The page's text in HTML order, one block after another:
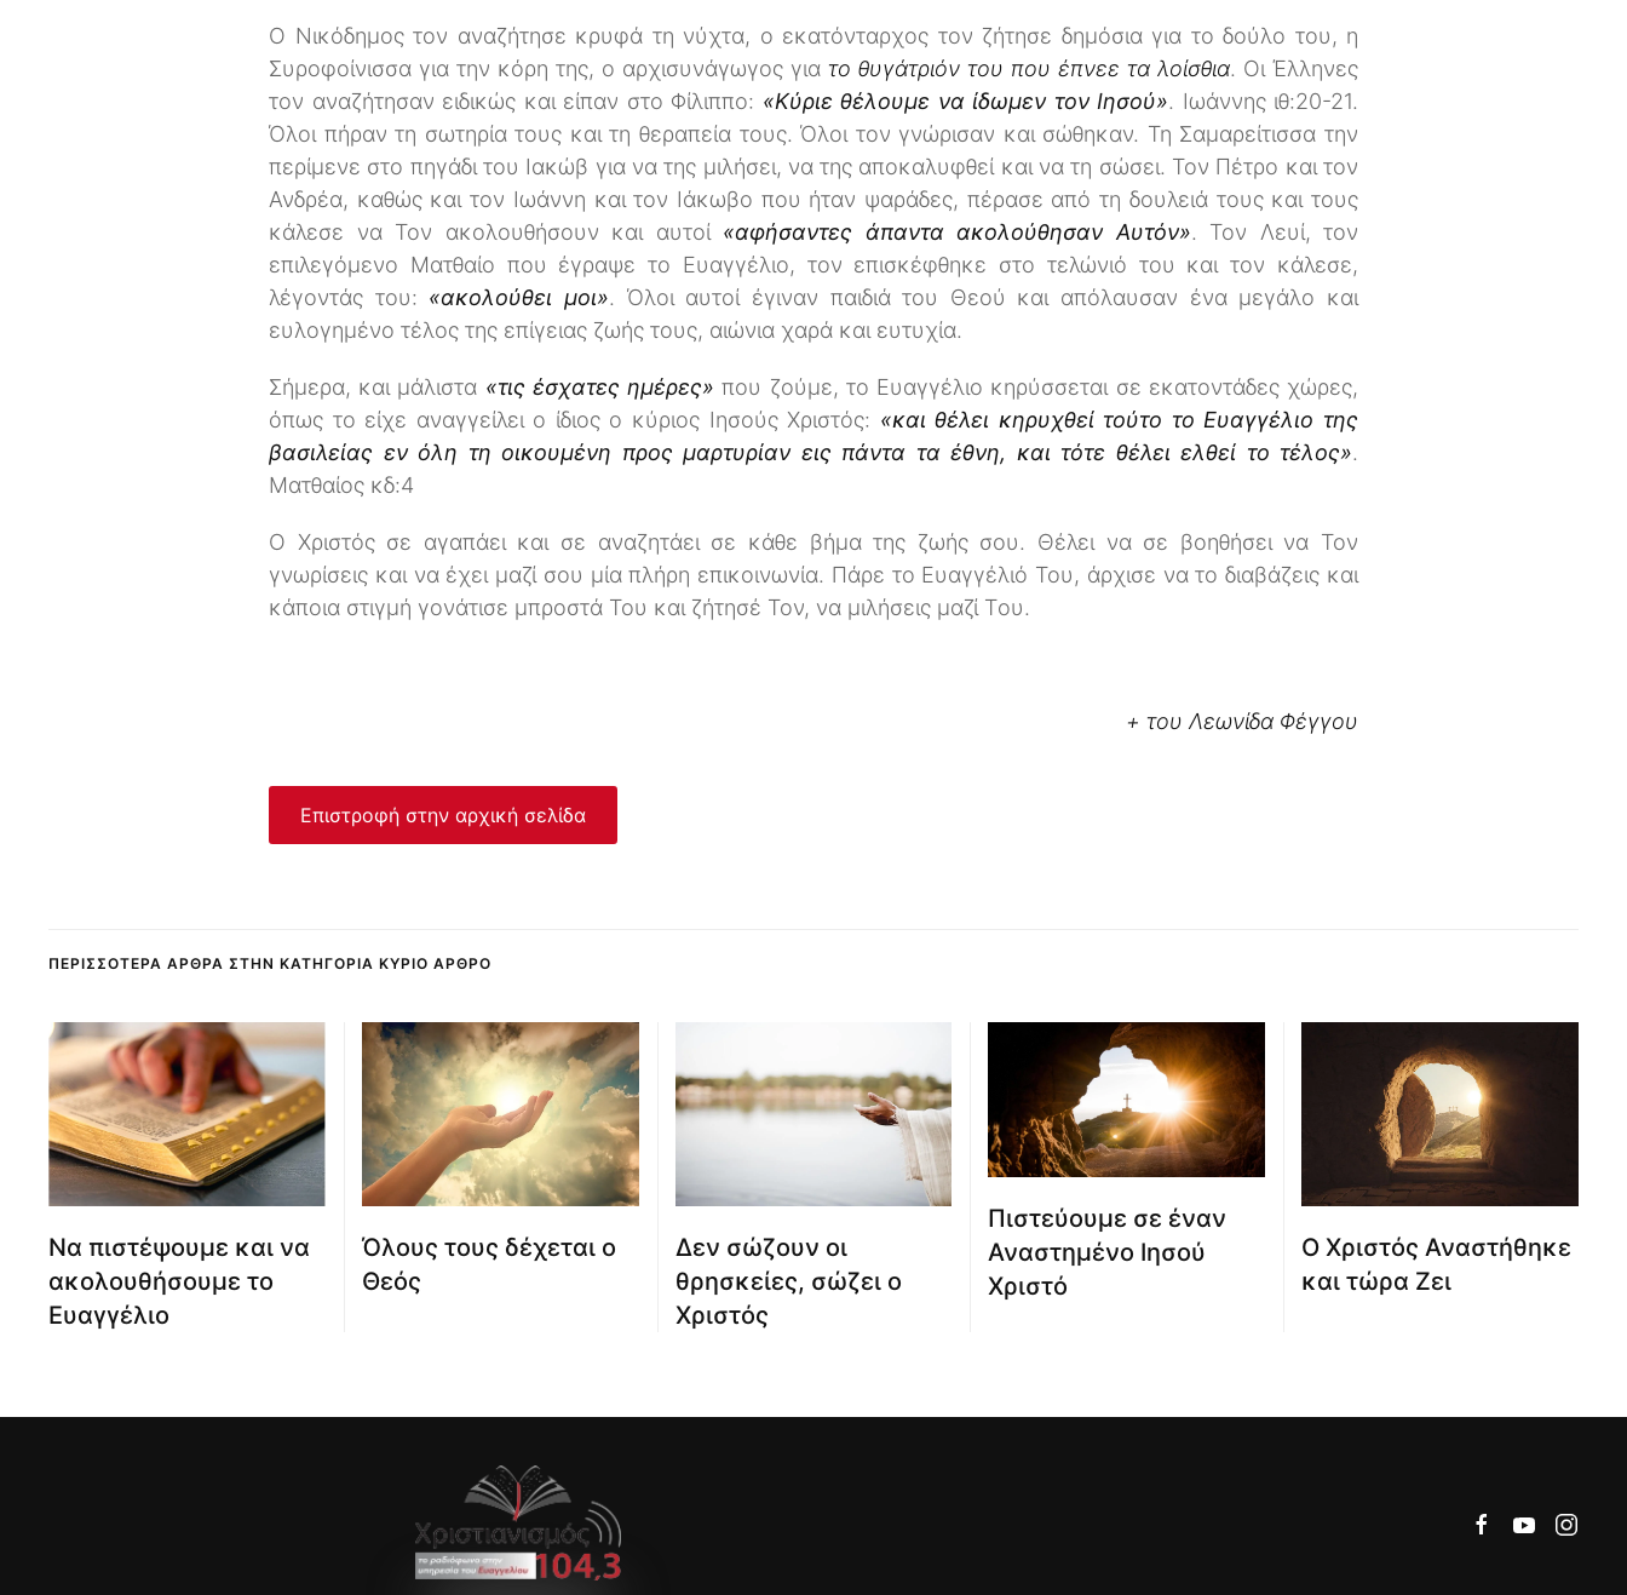
Ο Νικόδημος τον αναζήτησε κρυφά τη νύχτα, ο εκατόνταρχος τον ζήτησε δημόσια για το δούλο του, η
Συροφοίνισσα για την κόρη της, ο αρχισυνάγωγος για το θυγάτριόν του που έπνεε τα λοίσθια. Οι Έλληνες
τον αναζήτησαν ειδικώς και είπαν στο Φίλιππο: «Κύριε θέλουμε να ίδωμεν τον Ιησού». Ιωάννης ιθ:20-21.
Όλοι πήραν τη σωτηρία τους και τη θεραπεία τους. Όλοι τον γνώρισαν και σώθηκαν. Τη Σαμαρείτισσα την
περίμενε στο πηγάδι του Ιακώβ για να της μιλήσει, να της αποκαλυφθεί και να τη σώσει. Τον Πέτρο και τον
Ανδρέα, καθώς και τον Ιωάννη και τον Ιάκωβο που ήταν ψαράδες, πέρασε από τη δουλειά τους και τους
κάλεσε να Τον ακολουθήσουν και αυτοί «αφήσαντες άπαντα ακολούθησαν Αυτόν». Τον Λευί, τον
επιλεγόμενο Ματθαίο που έγραψε το Ευαγγέλιο, τον επισκέφθηκε στο τελώνιό του και τον κάλεσε,
λέγοντάς του: «ακολούθει μοι». Όλοι αυτοί έγιναν παιδιά του Θεού και απόλαυσαν ένα μεγάλο και
ευλογημένο τέλος της επίγειας ζωής τους, αιώνια χαρά και ευτυχία.
Σήμερα, και μάλιστα «τις έσχατες ημέρες» που ζούμε, το Ευαγγέλιο κηρύσσεται σε εκατοντάδες χώρες,
όπως το είχε αναγγείλει ο ίδιος ο κύριος Ιησούς Χριστός: «και θέλει κηρυχθεί τούτο το Ευαγγέλιο της
βασιλείας εν όλη τη οικουμένη προς μαρτυρίαν εις πάντα τα έθνη, και τότε θέλει ελθεί το τέλος».
Ματθαίος κδ:4
Ο Χριστός σε αγαπάει και σε αναζητάει σε κάθε βήμα της ζωής σου. Θέλει να σε βοηθήσει να Τον
γνωρίσεις και να έχει μαζί σου μία πλήρη επικοινωνία. Πάρε το Ευαγγέλιό Του, άρχισε να το διαβάζεις και
κάποια στιγμή γονάτισε μπροστά Του και ζήτησέ Τον, να μιλήσεις μαζί Tου.
+ του Λεωνίδα Φέγγου
Επιστροφή στην αρχική σελίδα
ΠΕΡΙΣΣΌΤΕΡΑ ΆΡΘΡΑ ΣΤΗΝ ΚΑΤΗΓΟΡΊΑ ΚΎΡΙΟ ΆΡΘΡΟ
Να πιστέψουμε και να
ακολουθήσουμε το
Ευαγγέλιο
Όλους τους δέχεται ο
Θεός
Δεν σώζουν οι
θρησκείες, σώζει ο
Χριστός
Πιστεύουμε σε έναν
Αναστημένο Ιησού
Χριστό
Ο Χριστός Αναστήθηκε
και τώρα Ζει